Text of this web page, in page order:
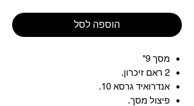
הוספה לסל
מסך 9"
2 ראם זיכרון.
אנדרואיד גרסא 10.
פיצול מסך.